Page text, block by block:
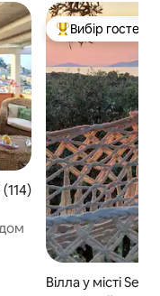
оцінка: 4,98 з 5,
Топ вибір гостей
Вибір гостей
Вілла у місті